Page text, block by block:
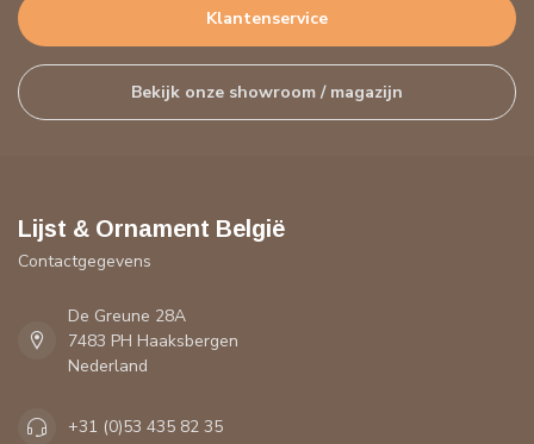
Klantenservice
Bekijk onze showroom / magazijn
Lijst & Ornament België
Contactgegevens
De Greune 28A
7483 PH Haaksbergen
Nederland
+31 (0)53 435 82 35